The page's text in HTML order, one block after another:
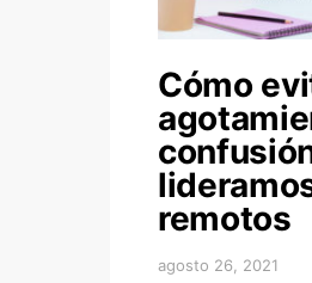
Cómo
remotos
agosto 26, 2021